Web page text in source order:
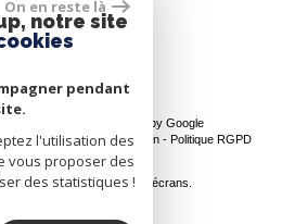
propriétaire
| Traduction powered by Google
honoraires-Liens-Admin- Politique RGPD
multi-supports,
à tous les types d'écrans.
On en reste là
notre site
pendant
l'utilisation des
vous proposer des
des statistiques !